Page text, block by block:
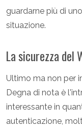
guardarne più di
situazione.
La sicurezza del
Ultimo ma non per
Degna di nota è
interessante in
autenticazione,